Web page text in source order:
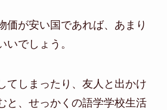
価が安い国であれば、あまり
いでしょう。
てしまったり、友人と出かけ
と、せっかくの語学学校生活